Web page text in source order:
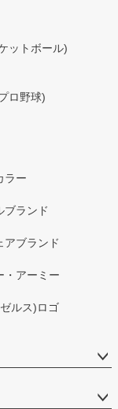
ットボール)
ロ野球)
ラー
ブランド
アブランド
・アーミー
ルス)ロゴ